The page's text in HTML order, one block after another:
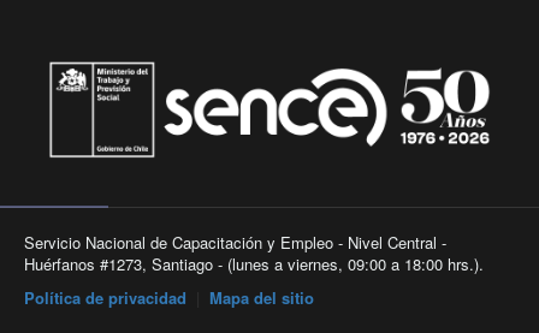
Servicio Nacional de Capacitación y Empleo - Nivel Central -
Huérfanos #1273, Santiago - (lunes a viernes, 09:00 a 18:00 hrs.).
Política de privacidad
Mapa del sitio